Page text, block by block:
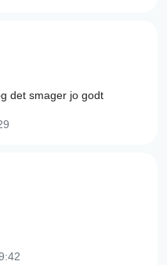
det smager jo godt